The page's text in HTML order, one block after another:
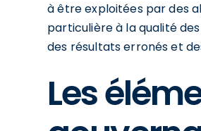
à être exploitées par des
particulière à la qualité
des résultats erronés et
Les